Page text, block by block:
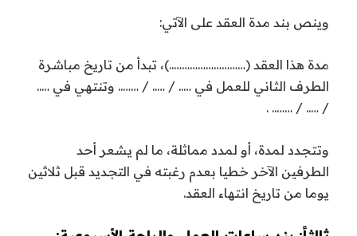
وينص بند مدة العقد على الآتي:
مدة هذا العقد (………………………..)، تبدأ من تاريخ مباشرة
الطرف الثاني للعمل في ….. / ….. / …….. وتنتهي في …..
/ ….. / …….. .
وتتجدد لمدة، أو لمدد مماثلة، ما لم يشعر أحد
الطرفين الآخر خطيا بعدم رغبته في التجديد قبل ثلاثين
يوما من تاريخ انتهاء العقد.